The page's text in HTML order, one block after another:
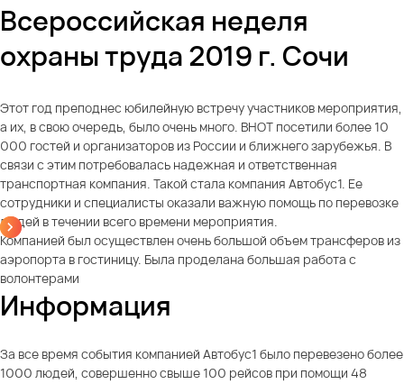
Всероссийская неделя
охраны труда 2019 г. Сочи
Этот год преподнес юбилейную встречу участников мероприятия,
а их, в свою очередь, было очень много. ВНОТ посетили более 10
000 гостей и организаторов из России и ближнего зарубежья. В
связи с этим потребовалась надежная и ответственная
транспортная компания. Такой стала компания Автобус1. Ее
сотрудники и специалисты оказали важную помощь по перевозке
людей в течении всего времени мероприятия.
Компанией был осуществлен очень большой объем трансферов из
аэропорта в гостиницу. Была проделана большая работа с
волонтерами
Информация
За все время события компанией Автобус1 было перевезено более
1000 людей, совершенно свыше 100 рейсов при помощи 48